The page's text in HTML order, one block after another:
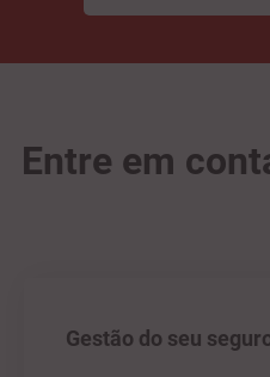
Entre em
Gestão do seu